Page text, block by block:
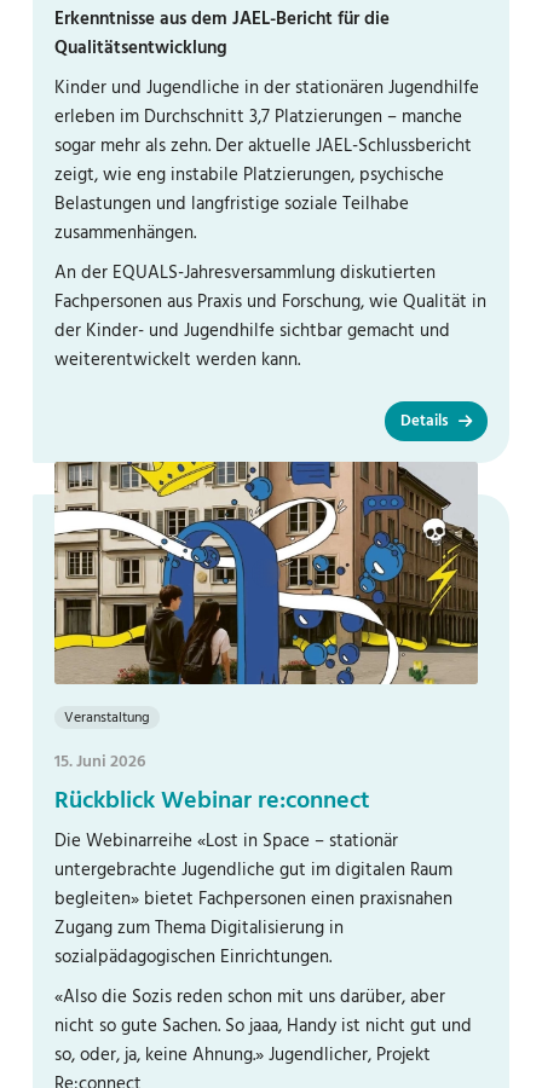
Erkenntnisse aus dem JAEL-Bericht für die
Qualitätsentwicklung
Kinder und Jugendliche in der stationären Jugendhilfe
erleben im Durchschnitt 3,7 Platzierungen – manche
sogar mehr als zehn. Der aktuelle JAEL-Schlussbericht
zeigt, wie eng instabile Platzierungen, psychische
Belastungen und langfristige soziale Teilhabe
zusammenhängen.
An der EQUALS-Jahresversammlung diskutierten
Fachpersonen aus Praxis und Forschung, wie Qualität in
der Kinder- und Jugendhilfe sichtbar gemacht und
weiterentwickelt werden kann.
Details
Veranstaltung
15. Juni 2026
Rückblick Webinar re:connect
Die Webinarreihe «Lost in Space – stationär
untergebrachte Jugendliche gut im digitalen Raum
begleiten» bietet Fachpersonen einen praxisnahen
Zugang zum Thema Digitalisierung in
sozialpädagogischen Einrichtungen.
«Also die Sozis reden schon mit uns darüber, aber
nicht so gute Sachen. So jaaa, Handy ist nicht gut und
so, oder, ja, keine Ahnung.» Jugendlicher, Projekt